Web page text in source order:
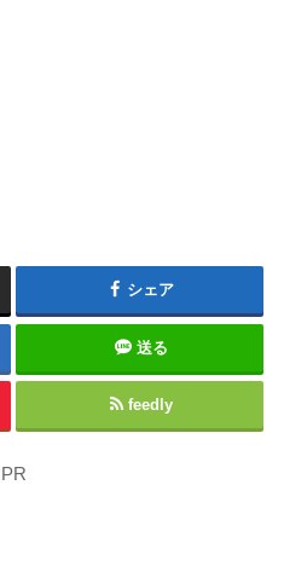
シェア
送る
feedly
PR